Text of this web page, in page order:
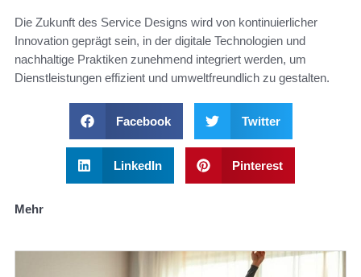
Die Zukunft des Service Designs wird von kontinuierlicher
Innovation geprägt sein, in der digitale Technologien und
nachhaltige Praktiken zunehmend integriert werden, um
Dienstleistungen effizient und umweltfreundlich zu gestalten.
Facebook Twitter
LinkedIn Pinterest
Mehr